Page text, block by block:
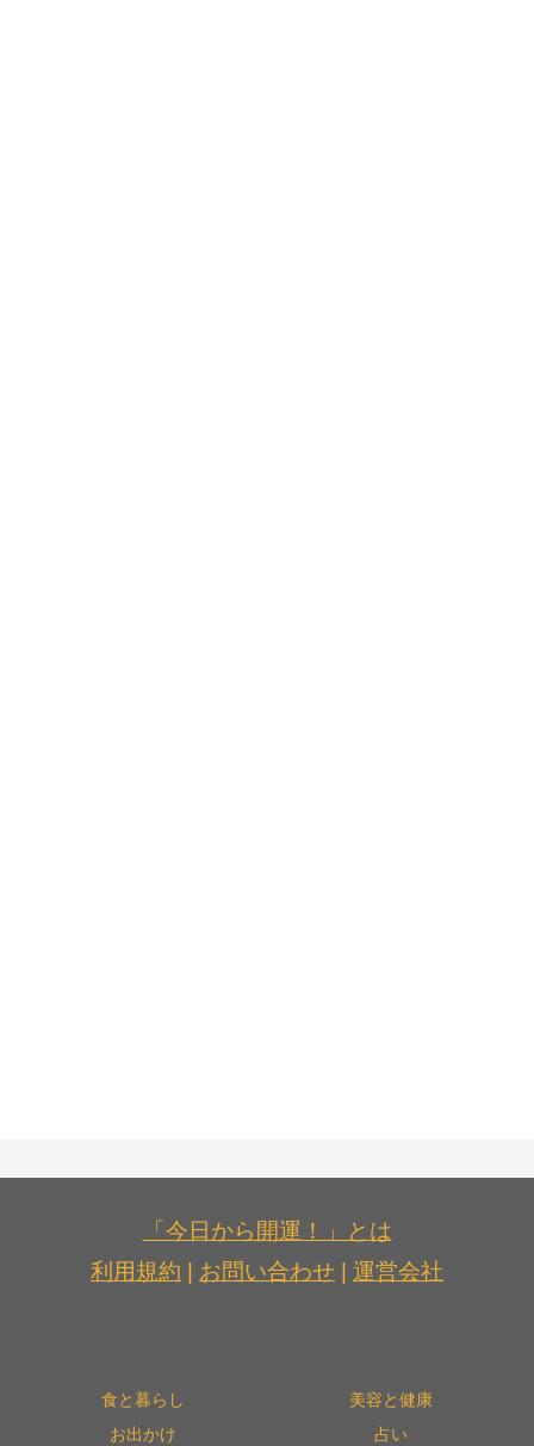
「今日から開運！」とは
利用規約 | お問い合わせ | 運営会社
食と暮らし
美容と健康
お出かけ
占い